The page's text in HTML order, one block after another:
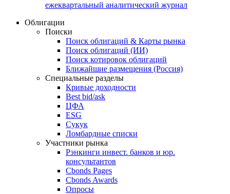
ежеквартальный аналитический журнал
Облигации
Поиски
Поиск облигаций & Карты рынка
Поиск облигаций (ИИ)
Поиск котировок облигаций
Ближайшие размещения (Россия)
Специальные разделы
Кривые доходности
Best bid/ask
ЦФА
ESG
Сукук
Ломбардные списки
Участники рынка
Рэнкинги инвест. банков и юр.
консультантов
Cbonds Pages
Cbonds Awards
Опросы